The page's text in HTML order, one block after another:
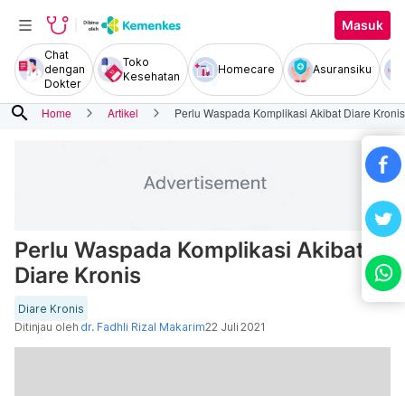
Masuk
Chat
dengan
Dokter
Toko
Kesehatan
Homecare Asuransiku
search Home Artikel Perlu Waspada Komplikasi Akibat Diare Kronis
Perlu Waspada Komplikasi Akibat
Diare Kronis
Diare Kronis
Ditinjau oleh dr. Fadhli Rizal Makarim22 Juli 2021